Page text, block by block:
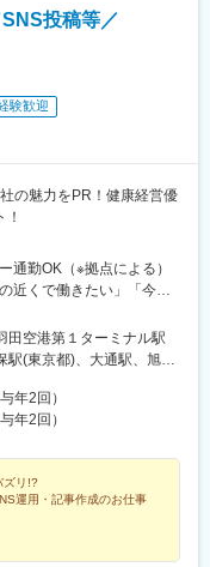
駅、高速神戸駅、三宮駅
駅、二本木口駅、桜島桟
市工大前駅、小松駅、亀
、東三条駅、篠ノ井駅、
高山駅、名鉄岐阜駅、大
鈴鹿市駅、播磨駅、草津
長浜駅、西梅田駅、梅田
ンド駅、三ノ宮駅、西宮
駅、大和西大寺駅、大和八
弓ケ浜駅、鳥取駅、松江
徳島駅、佐古駅、阿南
前駅、大分駅、賀来駅、
鹿児島駅、谷山駅(鹿児島
県)、おもろまち駅、都庁
ーミナル駅(京急)、新大久
東口駅、金沢駅、市役所
(香川県)、熊本城・市役
王子駅、立川南駅、平沼
駅前駅、仙台駅(地下鉄)、
新豊橋駅、豊川稲荷駅、
魚津駅、あすなろう四日
阪梅田駅(阪急線)、小路
戸新交通)、西宮駅、山陽
投稿等／
験歓迎
の魅力をPR！健康経営優
勤OK（※拠点による）
近くで働きたい」「今の
談OKです。地元に戻って
ルが変わって、勤務エリ
海道・東北：北海道・青
：岐阜・愛知・静岡・石
：滋賀・大阪・兵庫・奈
熊本・宮崎・鹿児島・沖縄
田空港第１ターミナル駅
駅(東京都)、大通駅、旭川
三島広小路駅、北鉄金沢
新地駅、姫路駅、なんば
前田駅、通町筋駅、宮崎
袋駅、吉祥寺駅、町田
駅、座間駅、相模原駅、
たま新都心駅、川口駅、
葉中央駅、千葉みなと
年2回）
年2回）
ズリ!?
運用・記事作成のお仕事